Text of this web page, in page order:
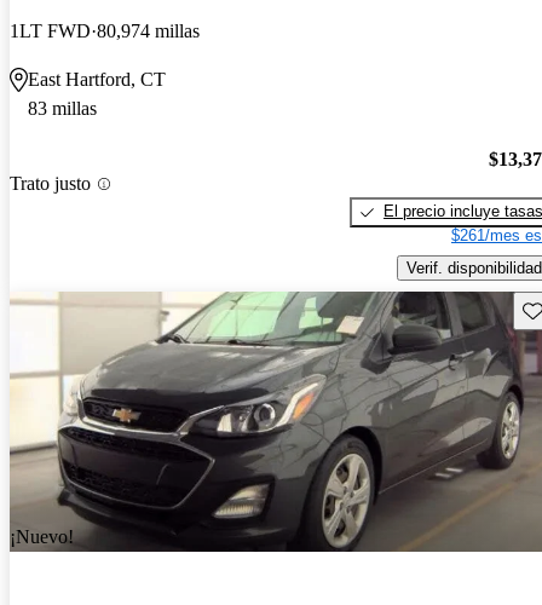
1LT FWD 80,974 millas
East Hartford, CT
83 millas
Trato justo
El precio incluye tasas
$261/mes
Verif. disponibilidad
¡Nuevo!